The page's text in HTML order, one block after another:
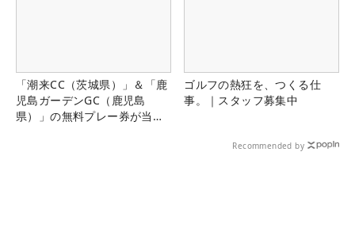
「潮来CC（茨城県）」＆「鹿
児島ガーデンGC（鹿児島
県）」の無料プレー券が当た
ゴルフの熱狂を、つくる仕
事。｜スタッフ募集中
Recommended by